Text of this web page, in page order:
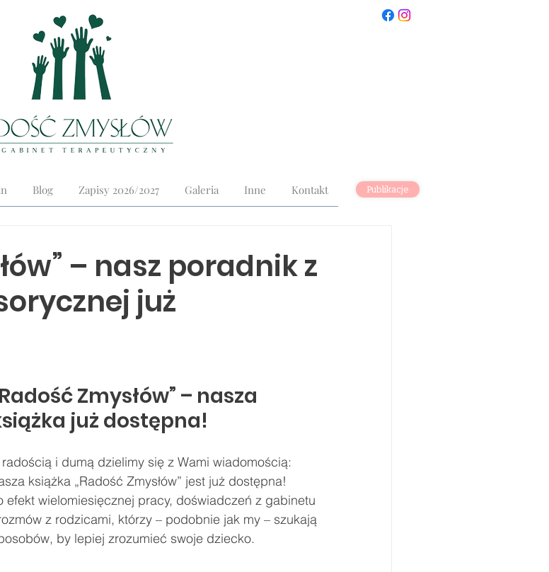
Blog Zapisy 2026/2027 Galeria Inne Kontakt Publikacje
– nasz poradnik z
już
Zmysłów” – nasza
już dostępna!
i dumą dzielimy się z Wami wiadomością:
książka „Radość Zmysłów” jest już dostępna!
efekt wielomiesięcznej pracy, doświadczeń z gabinetu
z rodzicami, którzy – podobnie jak my – szukają
by lepiej zrozumieć swoje dziecko.